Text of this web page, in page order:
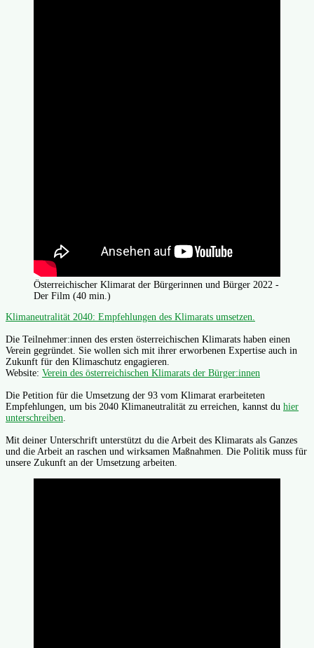
Österreichischer Klimarat der Bürgerinnen und Bürger 2022 -
Der Film (40 min.)
Klimaneutralität 2040: Empfehlungen des Klimarats umsetzen.
Die Teilnehmer:innen des ersten österreichischen Klimarats haben einen
Verein gegründet. Sie wollen sich mit ihrer erworbenen Expertise auch in
Zukunft für den Klimaschutz engagieren.
Website: Verein des österreichischen Klimarats der Bürger:innen
Die Petition für die Umsetzung der 93 vom Klimarat erarbeiteten
Empfehlungen, um bis 2040 Klimaneutralität zu erreichen, kannst du hier
unterschreiben
Mit deiner Unterschrift unterstützt du die Arbeit des Klimarats als Ganzes
und die Arbeit an raschen und wirksamen Maßnahmen. Die Politik muss für
unsere Zukunft an der Umsetzung arbeiten.